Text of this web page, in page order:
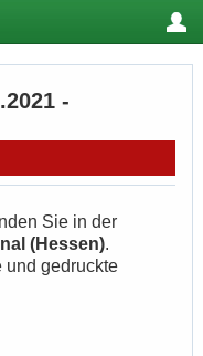
-
Sie in der
(Hessen).
und gedruckte